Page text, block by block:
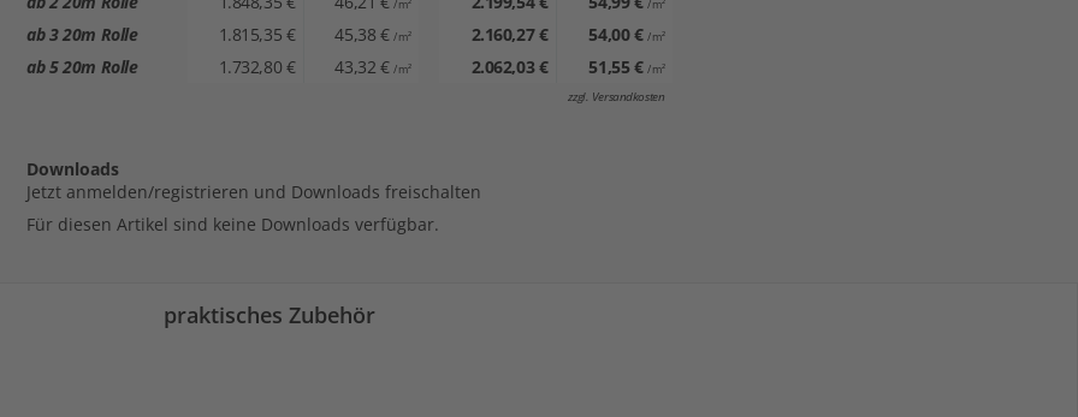
Flamenco-Irish-Tap - - -
Hip Hop-Street-Modern ✔ ✔ ✔
/ m² / m²
ab 3 20m Rolle 1.815,35 € 45,38 €/ m² 2.160,27 € 54,00 €/ m²
ab 5 20m Rolle 1.732,80 € 43,32 €/ m² 2.062,03 € 51,55 €/ m²
zzgl. Versandkosten
Downloads
Jetzt anmelden/registrieren und Downloads freischalten
Für diesen Artikel sind keine Downloads verfügbar.
praktisches Zubehör